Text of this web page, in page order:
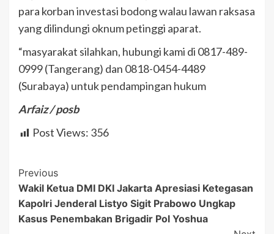
para korban investasi bodong walau lawan raksasa
yang dilindungi oknum petinggi aparat.
“masyarakat silahkan, hubungi kami di 0817-489-
0999 (Tangerang) dan 0818-0454-4489
(Surabaya) untuk pendampingan hukum
Arfaiz / posb
Post Views: 356
Post
Navigation
Previous
Wakil Ketua DMI DKI Jakarta Apresiasi Ketegasan
Kapolri Jenderal Listyo Sigit Prabowo Ungkap
Kasus Penembakan Brigadir Pol Yoshua